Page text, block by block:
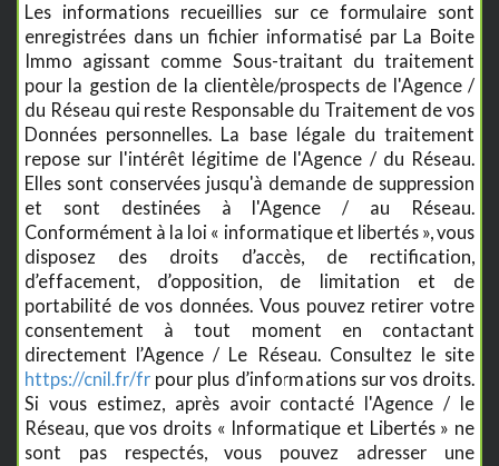
Les informations recueillies sur ce formulaire sont
enregistrées dans un fichier informatisé par La Boite
Immo agissant comme Sous-traitant du traitement
pour la gestion de la clientèle/prospects de l'Agence /
du Réseau qui reste Responsable du Traitement de vos
Données personnelles. La base légale du traitement
repose sur l'intérêt légitime de l'Agence / du Réseau.
Elles sont conservées jusqu'à demande de suppression
et sont destinées à l'Agence / au Réseau.
Conformément à la loi « informatique et libertés », vous
disposez des droits d’accès, de rectification,
d’effacement, d’opposition, de limitation et de
portabilité de vos données. Vous pouvez retirer votre
consentement à tout moment en contactant
directement l’Agence / Le Réseau. Consultez le site
https://cnil.fr/fr pour plus d’informations sur vos droits.
Si vous estimez, après avoir contacté l'Agence / le
Réseau, que vos droits « Informatique et Libertés » ne
sont pas respectés, vous pouvez adresser une